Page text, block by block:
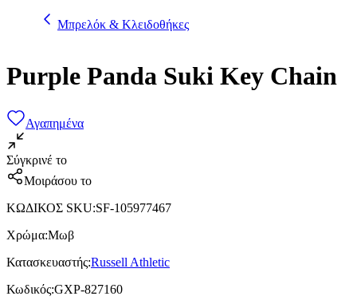
Μπρελόκ & Κλειδοθήκες
Purple Panda Suki Key Chain
Αγαπημένα
Σύγκρινέ το
Μοιράσου το
ΚΩΔΙΚΟΣ SKU:SF-105977467
Χρώμα:Μωβ
Κατασκευαστής:Russell Athletic
Κωδικός:GXP-827160